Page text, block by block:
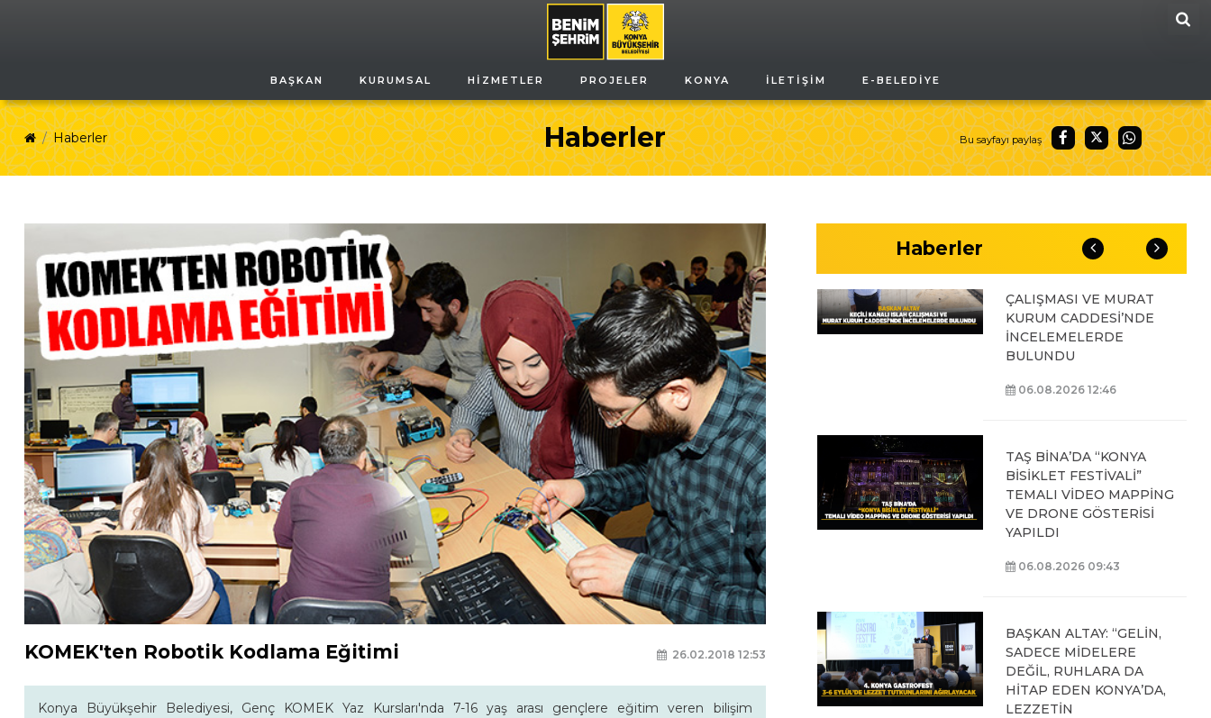
BAŞKAN KURUMSAL HIZMETLER PROJELER KONYA İLETIŞIM E-BELEDIYE
Haberler
Haberler Bu sayfayı paylaş
KOMEK'ten Robotik Kodlama Eğitimi 26.02.2018 12:53
Konya Büyükşehir Belediyesi, Genç KOMEK Yaz Kursları'nda 7-16 yaş arası gençlere eğitim veren bilişim
Haberler
OYUNLARI’NIN FİNAL
TURUNDA
ÖĞRENCİLERİN
HEYECANINI PAYLAŞTI
BAŞKAN ALTAY, KEÇİLİ
ÇALIŞMASI VE MURAT
KURUM CADDESİ’NDE
İNCELEMELERDE
BULUNDU
06.08.2026 12:46
TAŞ BİNA’DA “KONYA
BİSİKLET FESTİVALİ”
TEMALI VİDEO MAPPİNG
VE DRONE GÖSTERİSİ
YAPILDI
06.08.2026 09:43
BAŞKAN ALTAY: “GELİN,
SADECE MİDELERE
DEĞİL, RUHLARA DA
HİTAP EDEN KONYA’DA,
LEZZETİN